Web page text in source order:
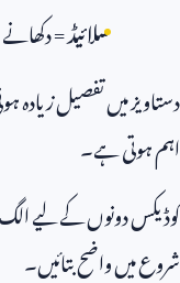
سلائیڈ=
دستاویز میں تفصیل زیادہ
اہم ہوتی ہے۔
کوڈیکس دونوں کے لیے
شروع میں واضح بتائیں۔